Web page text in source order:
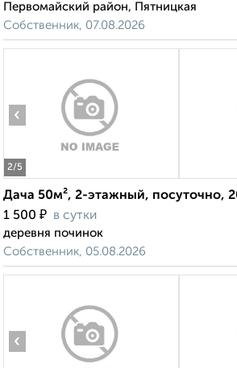
Первомайский район, Пятницкая
Собственник, 07.08.2026
2/5
‹
Дача 50м², 2-этажный, посуточно,
1 500 ₽ в сутки
деревня починок
Собственник, 05.08.2026
‹